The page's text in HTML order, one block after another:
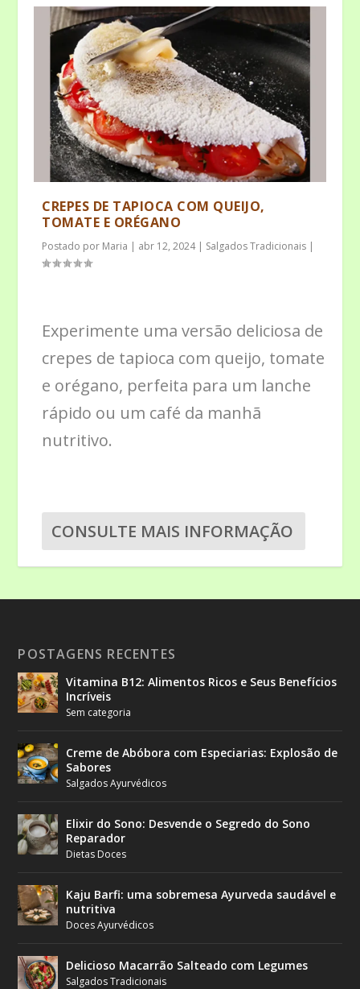
CREPES DE TAPIOCA COM QUEIJO,
TOMATE E ORÉGANO
Postado por Maria | abr 12, 2024| Salgados Tradicionais |
Experimente uma versão deliciosa de
crepes de tapioca com queijo, tomate
e orégano, perfeita para um lanche
rápido ou um café da manhã
nutritivo.
CONSULTE MAIS INFORMAÇÃO
POSTAGENS RECENTES
Vitamina B12: Alimentos Ricos e Seus Benefícios
Incríveis
Sem categoria
Creme de Abóbora com Especiarias: Explosão de
Sabores
Salgados Ayurvédicos
Elixir do Sono: Desvende o Segredo do Sono
Reparador
Dietas Doces
Kaju Barfi: uma sobremesa Ayurveda saudável e
nutritiva
Doces Ayurvédicos
Delicioso Macarrão Salteado com Legumes
Salgados Tradicionais